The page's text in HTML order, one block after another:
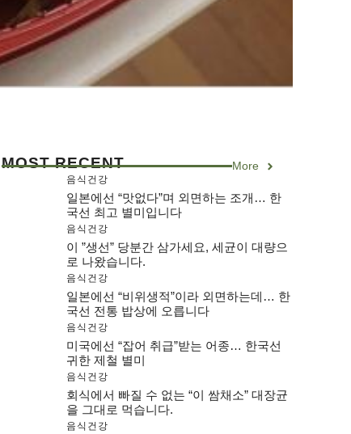
MOST RECENT More
음식건강
일본에선 “맛없다”며 외면하는 조개… 한
국선 최고 별미입니다
음식건강
이 ”생선” 당분간 삼가세요, 세균이 대량으
로 나왔습니다.
음식건강
일본에선 “비위생적”이라 외면하는데… 한
국선 전통 밥상에 오릅니다
음식건강
미국에선 “잡어 취급”받는 어종… 한국선
귀한 제철 별미
음식건강
회식에서 빠질 수 없는 “이 쌈채소” 대장균
을 그대로 먹습니다.
음식건강